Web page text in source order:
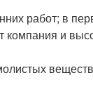
работ; в
компания и